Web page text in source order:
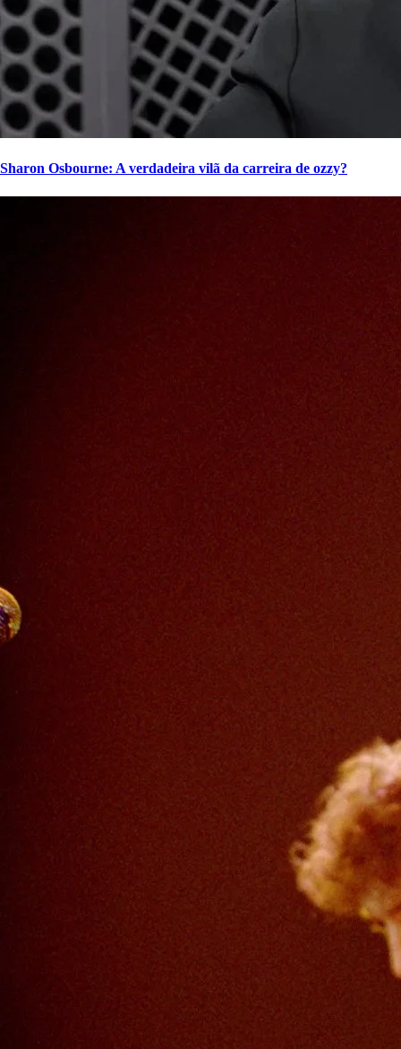
Sharon Osbourne: A verdadeira vilã da carreira de ozzy?